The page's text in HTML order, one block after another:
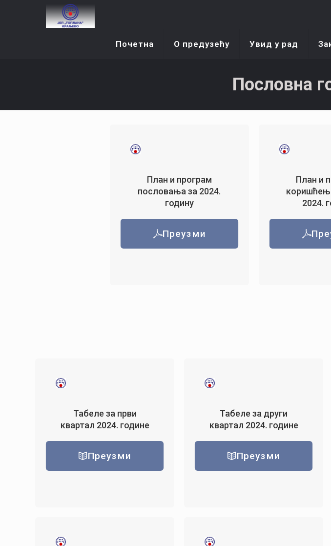
Почетна О предузећу Увид у рад
Пословна
План и програм
пословања за 2024.
годину
Преузми
План и
2024.
Табеле за први
квартал 2024. године
Преузми
Табеле за други
квартал 2024. године
Преузми